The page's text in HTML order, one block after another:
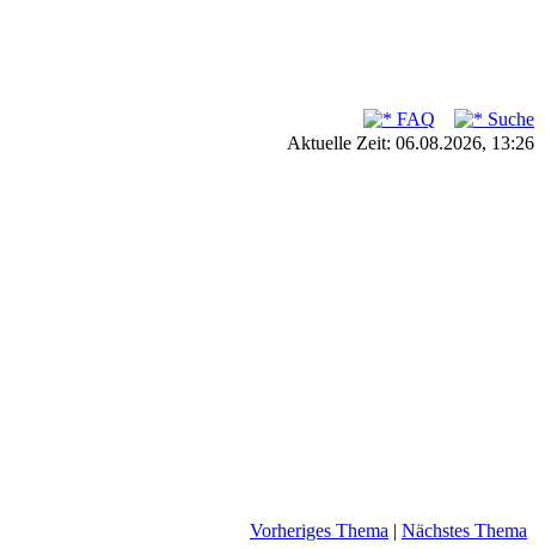
FAQ
Suche
Aktuelle Zeit: 06.08.2026, 13:26
Vorheriges Thema | Nächstes Thema